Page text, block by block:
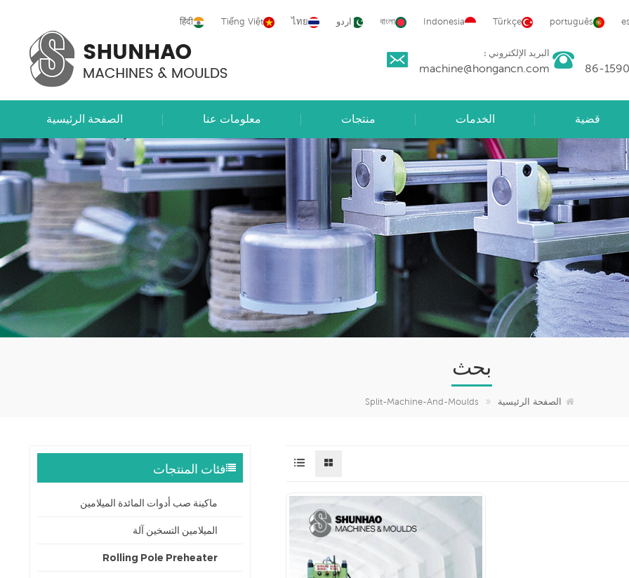
português
Türkçe
Indonesia
বাংলা اردو ไทย
Tiếng Việt
हिंदी
البريد الإلكتروني :
machine@hongancn.com
الصفحة الرئيسية معلومات عنا منتجات الخدمات قضية
بحث
الصفحة الرئيسية Split-Machine-And-Moulds
فئات المنتجات
ماكينة صب أدوات المائدة الميلامين
الميلامين التسخين آلة
Rolling Pole Preheater